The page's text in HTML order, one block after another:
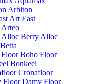
Arbiton
Art East
Arteo
Berry Alloc
Betta
Boho Floor
Bonkeel
Cronafloor
Damy Floor